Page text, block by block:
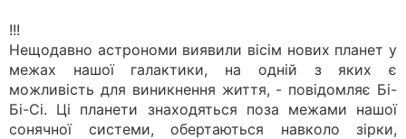
!!!
Нещодавно астрономи виявили вісім нових планет у
межах нашої галактики, на одній з яких є
можливість для виникнення життя, - повідомляє Бі-
Бі-Сі. Ці планети знаходяться поза межами нашої
сонячної системи, обертаються навколо зірки,